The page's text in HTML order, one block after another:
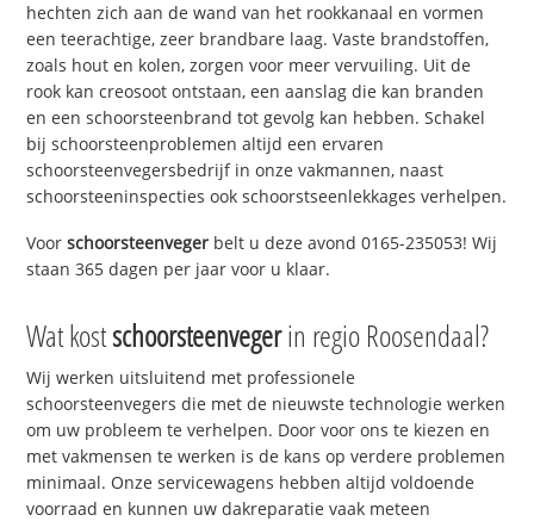
hechten zich aan de wand van het rookkanaal en vormen
een teerachtige, zeer brandbare laag. Vaste brandstoffen,
zoals hout en kolen, zorgen voor meer vervuiling. Uit de
rook kan creosoot ontstaan, een aanslag die kan branden
en een schoorsteenbrand tot gevolg kan hebben. Schakel
bij schoorsteenproblemen altijd een ervaren
schoorsteenvegersbedrijf in onze vakmannen, naast
schoorsteeninspecties ook schoorstseenlekkages verhelpen.
Voorschoorsteenveger belt u deze avond 0165-235053! Wij
staan 365 dagen per jaar voor u klaar.
Wat kostschoorsteenvegerin regio Roosendaal?
Wij werken uitsluitend met professionele
schoorsteenvegers die met de nieuwste technologie werken
om uw probleem te verhelpen. Door voor ons te kiezen en
met vakmensen te werken is de kans op verdere problemen
minimaal. Onze servicewagens hebben altijd voldoende
voorraad en kunnen uw dakreparatie vaak meteen